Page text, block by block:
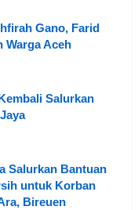
Gano, Farid
Warga Aceh
Salurkan
Salurkan Bantuan
untuk Korban
Bireuen